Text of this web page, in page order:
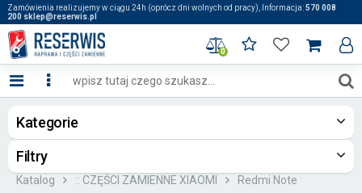
Zamówienia realizujemy w ciągu 24h (oprócz dni wolnych od pracy), Informacja:570 008
200 sklep@reserwis.pl
0
Kategorie
Filtry
Katalog :: CZĘŚCI ZAMIENNE XIAOMI Redmi Note